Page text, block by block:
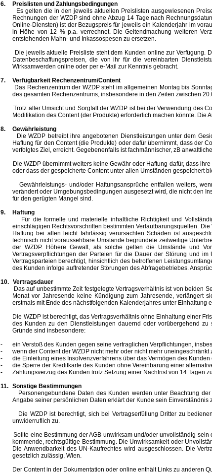
6.
Preislisten und Zahlungsbedingungen
Es gelten die in den jeweils aktuellen Preislisten ausgewiesenen Preise
Rechnungen der WZDP sind ohne Abzug 14 Tage nach
Online-Diensten) ist der Bezugspreis für jeweils ein Kalenderjahr im
in Höhe von 12 % p.a. verrechnet. Die Geltendmachung weiteren
entstehenden Mahn- und Inkassospesen zu ersetzen.
Die jeweils aktuelle Preisliste steht dem Kunden online zur Verfügung.
Datenbeschaffungspreisen, die von ihr für die vereinbarten
Wirksamwerden online oder per e-Mail zur Kenntnis gebracht.
7.
Verfügbarkeit Rechenzentrum/Content
Das Rechenzentrum der WZDP steht im allgemeinen Montag bis
des gesamten Rechenzentrums, insbesondere in den Zeiten zwischen
Trotz aller Umsicht und Sorgfalt der WZDP ist bei der Verwendung des
Modifikation des Content (der Produkte) erforderlich machen könnte.
8.
Gewährleistung
Die WZDP betreibt ihre angebotenen Dienstleistungen unter dem
Haftung für den Content (die Produkte) oder dafür übernimmt, dass der
verfolgtes Ziel, erreicht. Gegebenenfalls ist fachmännischer, zB
Die WZDP übernimmt weiters keine Gewähr oder Haftung dafür, dass
oder dass der gespeicherte Content unter allen Umständen gespeichert
Gewährleistungs- und/oder Haftungsansprüche entfallen weiters, wenn
verändert oder Umgebungsbedingungen ausgesetzt wird, die nicht den
für den gerügten Mangel sind.
9.
Haftung
Für die formelle und materielle inhaltliche Richtigkeit und
einschlägigen Rechtsvorschriften bestimmten Verlautbarungsquellen. Die
Haftung bei allen leicht fahrlässig verursachten Schäden ist
technisch nicht voraussehbare Umstände begründete zeitweilige
der WZDP. Höhere Gewalt, als solche gelten die Umstände und
Vertragsverpflichtungen der Parteien für die Dauer der Störung und
Vertragsparteien berechtigt, hinsichtlich des betroffenen
des Kunden infolge auftretender Störungen des Abfragebetriebes.
10. Vertragsdauer
Das auf unbestimmte Zeit festgelegte Vertragsverhältnis ist von beiden
Monat vor Jahresende keine Kündigung zum Jahresende, verlängert
erstmals mit Ende des nächstfolgenden Kalenderjahres unter Einhaltung
Die WZDP ist berechtigt, das Vertragsverhältnis ohne Einhaltung einer
des Kunden zu den Dienstleistungen dauernd oder vorübergehend zu
Gründe sind insbesondere:
-
ein Verstoß des Kunden gegen seine vertraglichen Verpflichtungen,
-
wenn der Content der WZDP nicht mehr oder nicht mehr uneingeschränkt
-
die Einleitung eines Insolvenzverfahrens über das Vermögen des
-
die Sperre der Kreditkarte des Kunden ohne Vereinbarung einer
-
Zahlungsverzug des Kunden trotz Setzung einer Nachfrist von 14 Tagen
11. Sonstige Bestimmungen
Personengebundene Daten des Kunden werden unter Beachtung der
Angabe seiner persönlichen Daten erklärt der Kunde sein Einverständnis
Die WZDP ist berechtigt, sich bei Vertragserfüllung Dritter zu bedienen.
unwiderruflich zu.
Sollte eine Bestimmung der AGB unwirksam und/oder unvollständig sein
kommende, rechtsgültige Bestimmung. Die Unwirksamkeit oder
Die Anwendbarkeit des UN-Kaufrechtes wird ausgeschlossen. Die
gesetzlich zulässig, Wien.
Der Content in der Dokumentation oder online enthält Links zu anderen